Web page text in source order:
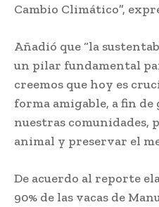
Cambio Climático”,
Añadió que “la
un pilar fundamental
creemos que hoy es
forma amigable, a fin
nuestras comunidades,
animal y preservar el
De acuerdo al reporte
90% de las vacas de